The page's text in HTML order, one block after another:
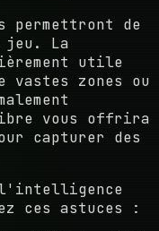
permettront de
jeu. La
utile
vastes zones ou
vous offrira
capturer des
l'intelligence
ces astuces :